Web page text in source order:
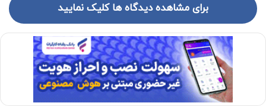
برای مشاهده دیدگاه ها کلیک نمایید